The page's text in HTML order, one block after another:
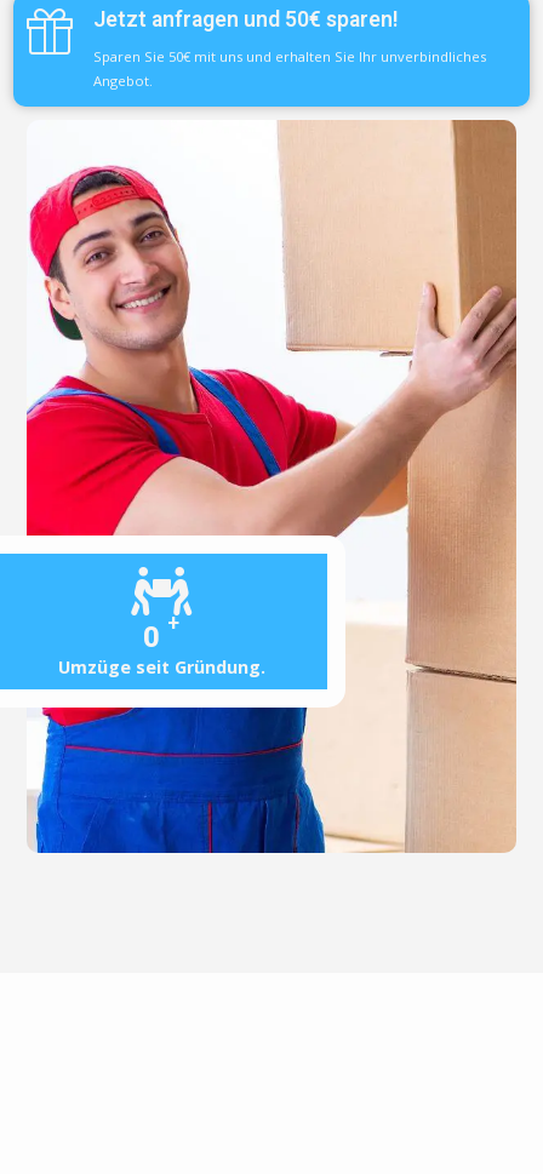
0 +
Umzüge seit Gründung.
Jetzt anfragen und 50€ sparen!
Sparen Sie 50€ mit uns und erhalten Sie Ihr unverbindliches
Angebot.